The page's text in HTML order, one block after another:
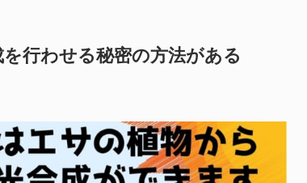
行わせる秘密の方法がある